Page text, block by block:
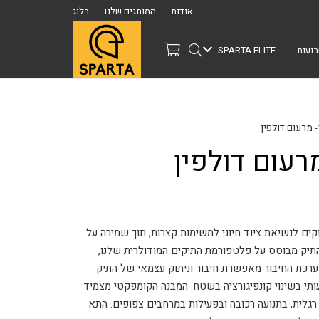
אודות המותגים שלנו בלוג
SPARTA ELITE
לנשיאת ציוד חיוני למשימות קצרות, תוך שמירה על
מבוסס על פלטפורמת התיקים המודולרית שלנו,
החיבור מאפשרת חיבור וניתוק עצמאי של התיק
בשינוי קונפיגורציה בשטח. המבנה הקומפקטי מצמיד
בתנועה רכובה ובפעילות במרחבים צפופים. התא